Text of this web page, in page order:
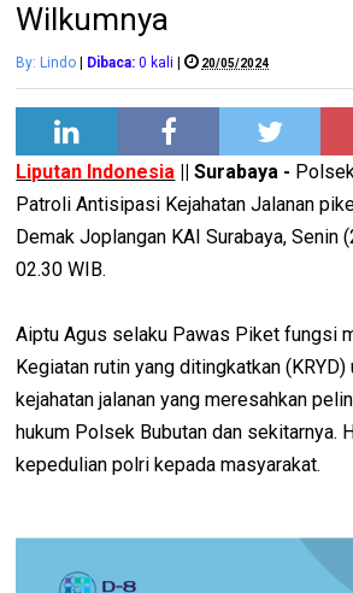
Wilkumnya
By: Lindo Dibaca: 0 kali | 20/05/2024
Liputan Indonesia || Surabaya -
Patroli Antisipasi Kejahatan Jalanan
Demak Joplangan KAI Surabaya,
02.30 WIB.
Aiptu Agus selaku Pawas Piket fungsi
Kegiatan rutin yang ditingkatkan
kejahatan jalanan yang meresahkan
hukum Polsek Bubutan dan sekitarnya.
kepedulian polri kepada masyarakat.